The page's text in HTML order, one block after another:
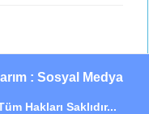
: Sosyal Medya
Hakları Saklıdır...